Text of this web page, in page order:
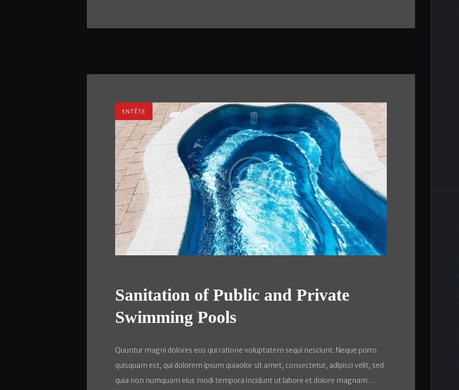
ENTÊTE
Sanitation of Public and Private
Swimming Pools
Quuntur magni dolores eos qui ratione voluptatem sequi nesciunt. Neque porro
quisquam est, qui dolorem ipsum quiaolor sit amet, consectetur, adipisci velit, sed
quia non numquam eius modi tempora incidunt ut labore et dolore magnam…